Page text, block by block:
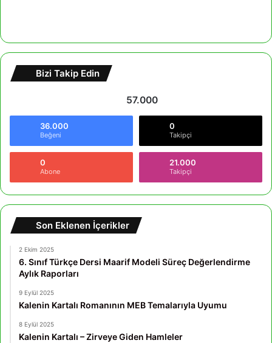
Bizi Takip Edin
57.000
36.000
Beğeni
0
Takipçi
0
Abone
21.000
Takipçi
Son Eklenen İçerikler
2 Ekim 2025
6. Sınıf Türkçe Dersi Maarif Modeli Süreç Değerlendirme
Aylık Raporları
9 Eylül 2025
Kalenin Kartalı Romanının MEB Temalarıyla Uyumu
8 Eylül 2025
Kalenin Kartalı – Zirveye Giden Hamleler